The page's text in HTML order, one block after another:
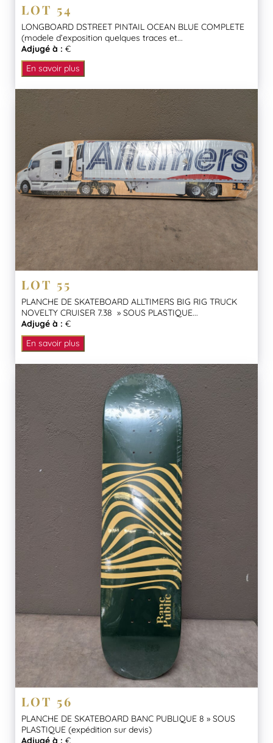
LOT 54
LONGBOARD DSTREET PINTAIL OCEAN BLUE COMPLETE
(modele d’exposition quelques traces et...
Adjugé à : €
En savoir plus
LOT 55
PLANCHE DE SKATEBOARD ALLTIMERS BIG RIG TRUCK
NOVELTY CRUISER 7.38 » SOUS PLASTIQUE...
Adjugé à : €
En savoir plus
LOT 56
PLANCHE DE SKATEBOARD BANC PUBLIQUE 8 » SOUS
PLASTIQUE (expédition sur devis)
Adjugé à : €